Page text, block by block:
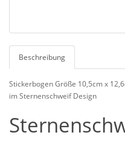
Beschreibung
Stickerbogen Größe 10,5cm x
im Sternenschweif Design